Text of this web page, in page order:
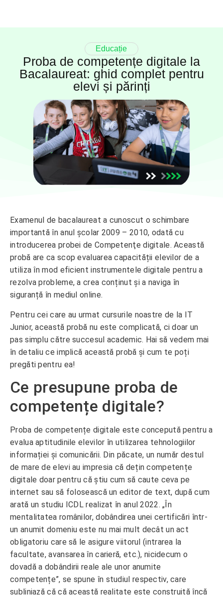
Educație
Proba de competențe digitale la
Bacalaureat: ghid complet pentru
elevi și părinți
Examenul de bacalaureat a cunoscut o schimbare
importantă în anul şcolar 2009 – 2010, odată cu
introducerea probei de Competenţe digitale. Această
probă are ca scop evaluarea capacității elevilor de a
utiliza în mod eficient instrumentele digitale pentru a
rezolva probleme, a crea conținut și a naviga în
siguranță în mediul online.
Pentru cei care au urmat cursurile noastre de la IT
Junior, această probă nu este complicată, ci doar un
pas simplu către succesul academic. Hai să vedem mai
în detaliu ce implică această probă și cum te poți
pregăti pentru ea!
Ce presupune proba de
competențe digitale?
Proba de competențe digitale este concepută pentru a
evalua aptitudinile elevilor în utilizarea tehnologiilor
informației și comunicării. Din păcate, un număr destul
de mare de elevi au impresia că dețin competențe
digitale doar pentru că știu cum să caute ceva pe
internet sau să folosească un editor de text, după cum
arată un studiu ICDL realizat în anul 2022. „În
mentalitatea românilor, dobândirea unei certificări într-
un anumit domeniu este nu mai mult decât un act
obligatoriu care să le asigure viitorul (intrarea la
facultate, avansarea în carieră, etc.), nicidecum o
dovadă a dobândirii reale ale unor anumite
competențe”, se spune în studiul respectiv, care
subliniază că că această realitate este construită încă